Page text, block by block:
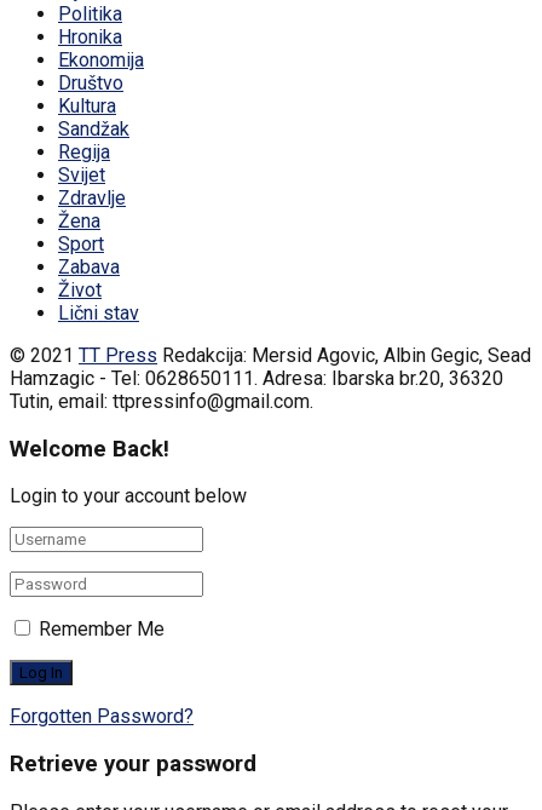
Politika
Hronika
Ekonomija
Društvo
Kultura
Sandžak
Regija
Svijet
Zdravlje
Žena
Sport
Zabava
Život
Lični stav
© 2021 TT Press Redakcija: Mersid Agovic, Albin Gegic, Sead
Hamzagic - Tel: 0628650111. Adresa: Ibarska br.20, 36320
Tutin, email: ttpressinfo@gmail.com.
Welcome Back!
Login to your account below
Remember Me
Forgotten Password?
Retrieve your password